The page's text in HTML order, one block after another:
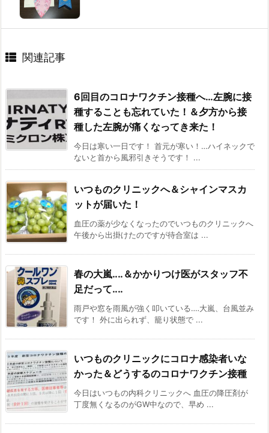
関連記事
6回目のコロナワクチン接種へ…左腕に接
種することも忘れていた！＆夕方から接
種した左腕が痛くなってき来た！
今日は寒い一日です！ 首元が寒い！…ハイネックで
ないと首から風邪引きそうです！ ...
いつものクリニックへ＆シャインマスカ
ットが届いた！
血圧の薬が少なくなったのでいつものクリニックへ
午後から出掛けたのですが待合室は ...
春の大嵐‥‥＆かかりつけ医がスタッフ不
足だって‥‥
雨戸や窓を雨風が強く叩いている‥‥大嵐、台風並み
です！ 外に出られず、籠り状態で ...
いつものクリニックにコロナ感染者いな
かった＆どうするのコロナワクチン接種
今日はいつもの内科クリニックへ 血圧の降圧剤が
丁度無くなるのがGW中なので、早め ...